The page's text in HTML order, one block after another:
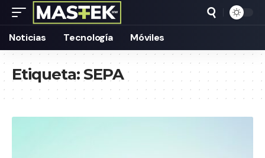
Noticias Tecnología Móviles
Etiqueta:SEPA